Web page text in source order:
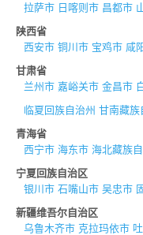
拉萨市 日喀则市 昌都市
陕西省
西安市 铜川市 宝鸡市 咸
甘肃省
兰州市 嘉峪关市 金昌市
临夏回族自治州 甘南藏族
青海省
西宁市 海东市 海北藏族
宁夏回族自治区
银川市 石嘴山市 吴忠市
新疆维吾尔自治区
乌鲁木齐市 克拉玛依市